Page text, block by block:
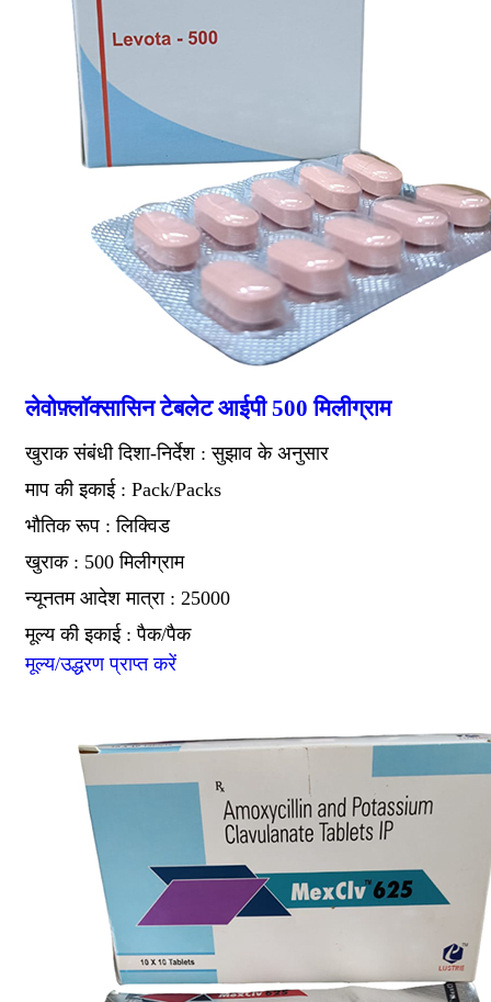
लेवोफ़्लॉक्सासिन टेबलेट आईपी 500 मिलीग्राम
खुराक संबंधी दिशा-निर्देश : सुझाव के अनुसार
माप की इकाई : Pack/Packs
भौतिक रूप : लिक्विड
खुराक : 500 मिलीग्राम
न्यूनतम आदेश मात्रा : 25000
मूल्य की इकाई : पैक/पैक
मूल्य/उद्धरण प्राप्त करें